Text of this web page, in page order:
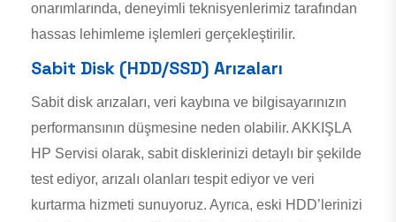
onarımlarında, deneyimli teknisyenlerimiz tarafından
hassas lehimleme işlemleri gerçekleştirilir.
Sabit Disk (HDD/SSD) Arızaları
Sabit disk arızaları, veri kaybına ve bilgisayarınızın
performansının düşmesine neden olabilir. AKKIŞLA
HP Servisi olarak, sabit disklerinizi detaylı bir şekilde
test ediyor, arızalı olanları tespit ediyor ve veri
kurtarma hizmeti sunuyoruz. Ayrıca, eski HDD’lerinizi